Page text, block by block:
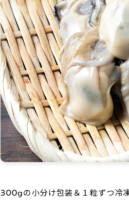
300gの小分け包装＆１粒ずつ冷